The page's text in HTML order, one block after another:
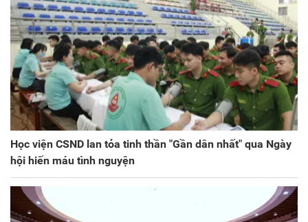
Học viện CSND lan tỏa tinh thần "Gần dân nhất" qua Ngày
hội hiến máu tình nguyện